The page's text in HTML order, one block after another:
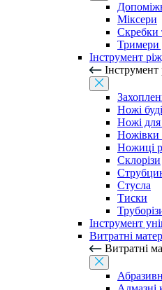
Міксери
Скребки
Тримери
Інструмент
Ножі
Ножі для
Ножиці
Склорізи
Стусла
Тиски
Інструмент
Витратні
Витратні